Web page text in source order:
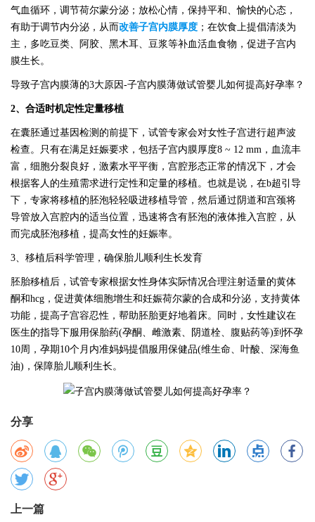
气血循环，调节荷尔蒙分泌；放松心情，保持平和、愉快的心态，
有助于调节内分泌，从而改善子宫内膜厚度 ；在饮食上提倡清淡为
主，多吃豆类、阿胶、黑木耳、豆浆等补血活血食物，促进子宫内
膜生长。
导致子宫内膜薄的3大原因-子宫内膜薄做试管婴儿如何提高好孕率？
2、合适时机定性定量移植
在囊胚通过基因检测的前提下，试管专家会对女性子宫进行超声波
检查。只有在满足妊娠要求，包括子宫内膜厚度8 ~ 12 mm，血流丰
富，细胞分裂良好，激素水平平衡，宫腔形态正常的情况下，才会
根据客人的生殖需求进行定性和定量的移植。也就是说，在b超引导
下，专家将移植的胚泡轻轻吸进移植导管，然后通过阴道和宫颈将
导管放入宫腔内的适当位置，迅速将含有胚泡的液体推入宫腔，从
而完成胚泡移植，提高女性的妊娠率。
3、移植后科学管理，确保胎儿顺利生长发育
胚胎移植后，试管专家根据女性身体实际情况合理注射适量的黄体
酮和hcg，促进黄体细胞增生和妊娠荷尔蒙的合成和分泌，支持黄体
功能，提高子宫容忍性，帮助胚胎更好地着床。同时，女性建议在
医生的指导下服用保胎药(孕酮、雌激素、阴道栓、腹贴药等)到怀孕
10周，孕期10个月内准妈妈提倡服用保健品(维生命、叶酸、深海鱼
油)，保障胎儿顺利生长。
分享
上一篇